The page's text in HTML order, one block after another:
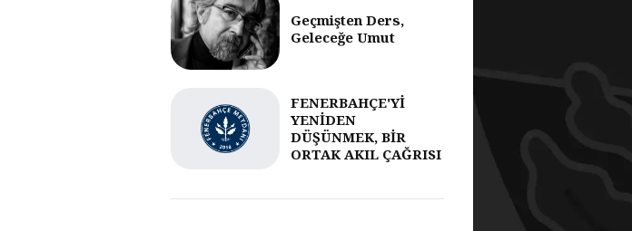
Geçmişten Ders,
Geleceğe Umut
FENERBAHÇE'Yİ
YENİDEN
DÜŞÜNMEK, BİR
ORTAK AKIL ÇAĞRISI